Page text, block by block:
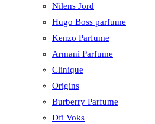
Nilens Jord
Hugo Boss parfume
Kenzo Parfume
Armani Parfume
Clinique
Origins
Burberry Parfume
Dfi Voks